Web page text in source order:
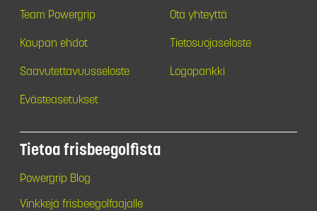
Team Powergrip Ota yhteyttä
Kaupan ehdot Tietosuojaseloste
Saavutettavuusseloste Logopankki
Evästeasetukset
Tietoa frisbeegolfista
Powergrip Blog
Vinkkejä frisbeegolfaajalle